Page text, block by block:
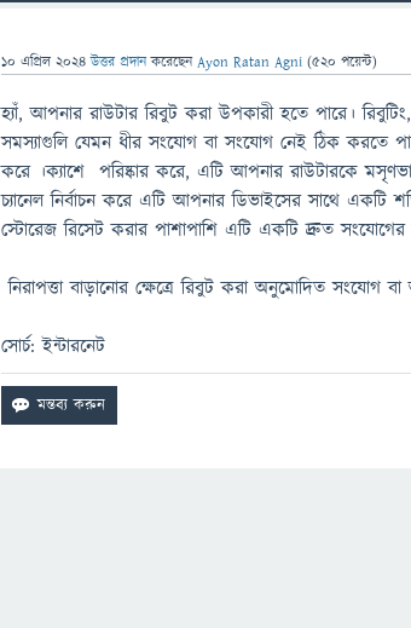
10 এপ্রিল 2024 উত্তর প্রদান করেছেনAyon Ratan Agni (520 পয়েন্ট)
হ্যাঁ, আপনার রাউটার রিবুট করা উপকারী হতে পারে।
সমস্যাগুলি যেমন ধীর সংযোগ বা সংযোগ নেই ঠিক করতে
করে ।ক্যাশে পরিষ্কার করে, এটি আপনার রাউটারকে
চ্যানেল নির্বাচন করে এটি আপনার ডিভাইসের সাথে একটি
স্টোরেজ রিসেট করার পাশাপাশি এটি একটি দ্রুত
নিরাপত্তা বাড়ানোর ক্ষেত্রে রিবুট করা অনুমোদিত সংযোগ
সোর্চ: ইন্টারনেট